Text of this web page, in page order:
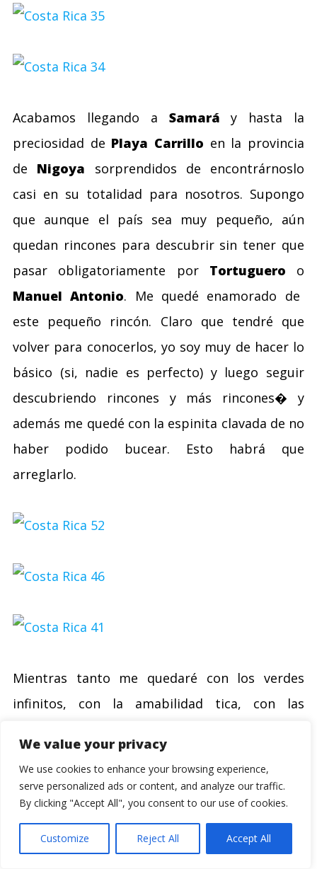
We value your privacy
We use cookies to enhance your browsing experience,
serve personalized ads or content, and analyze our traffic.
By clicking "Accept All", you consent to our use of cookies.
Customize Reject All Accept All
Acabamos llegando a Samará y hasta la
preciosidad de Playa Carrillo en la provincia
de Nigoya sorprendidos de encontrárnoslo
casi en su totalidad para nosotros. Supongo
que aunque el país sea muy pequeño, aún
quedan rincones para descubrir sin tener que
pasar obligatoriamente por Tortuguero o
Manuel Antonio. Me quedé enamorado de
este pequeño rincón. Claro que tendré que
volver para conocerlos, yo soy muy de hacer lo
básico (si, nadie es perfecto) y luego seguir
descubriendo rincones y más rincones� y
además me quedé con la espinita clavada de no
haber podido bucear. Esto habrá que
arreglarlo.
Mientras tanto me quedaré con los verdes
infinitos, con la amabilidad tica, con las
acompañadas de imperial, con los atardeceres
sobre el pacífico, con las miradas gélidas de los
cocodrilos, con los aullidos de los monos, con
los bosques en las cimas de las montañas, con
los paseos por ríos y lagos y con desayunos